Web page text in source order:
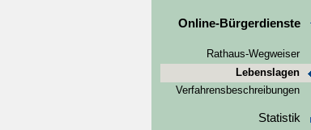
Online-Bürgerdienste
Rathaus-Wegweiser
Lebenslagen
Verfahrensbeschreibungen
Statistik